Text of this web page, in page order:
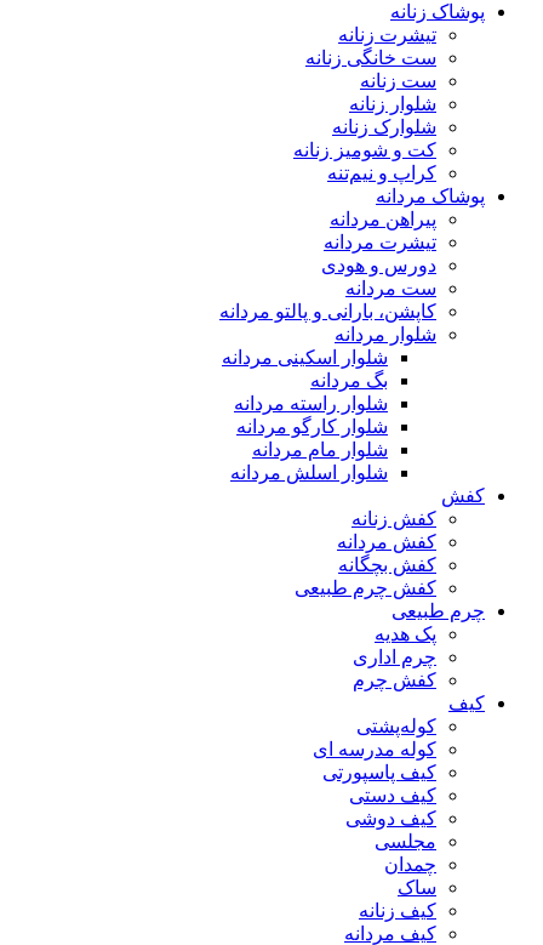
پوشاک زنانه
تیشرت زنانه
ست خانگی زنانه
ست زنانه
شلوار زنانه
شلوارک زنانه
کت و شومیز زنانه
کراپ و نیم‌تنه
پوشاک مردانه
پیراهن مردانه
تیشرت مردانه
دورس و هودی
ست مردانه
کاپشن، بارانی و پالتو مردانه
شلوار مردانه
شلوار اسکینی مردانه
بگ مردانه
شلوار راسته مردانه
شلوار کارگو مردانه
شلوار مام مردانه
شلوار اسلش مردانه
کفش
کفش زنانه
کفش مردانه
کفش بچگانه
کفش چرم طبیعی
چرم طبیعی
پک هدیه
چرم اداری
کفش چرم
کیف
کوله‌پشتی
کوله مدرسه ای
کیف پاسپورتی
کیف دستی
کیف دوشی
مجلسی
چمدان
ساک
کیف زنانه
کیف مردانه